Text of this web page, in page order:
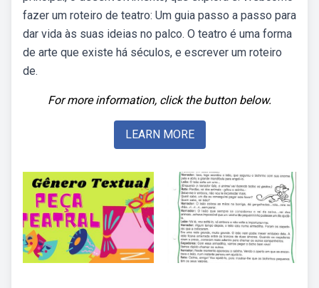
fazer um roteiro de teatro: Um guia passo a passo para
dar vida às suas ideias no palco. O teatro é uma forma
de arte que existe há séculos, e escrever um roteiro
de.
For more information, click the button below.
LEARN MORE